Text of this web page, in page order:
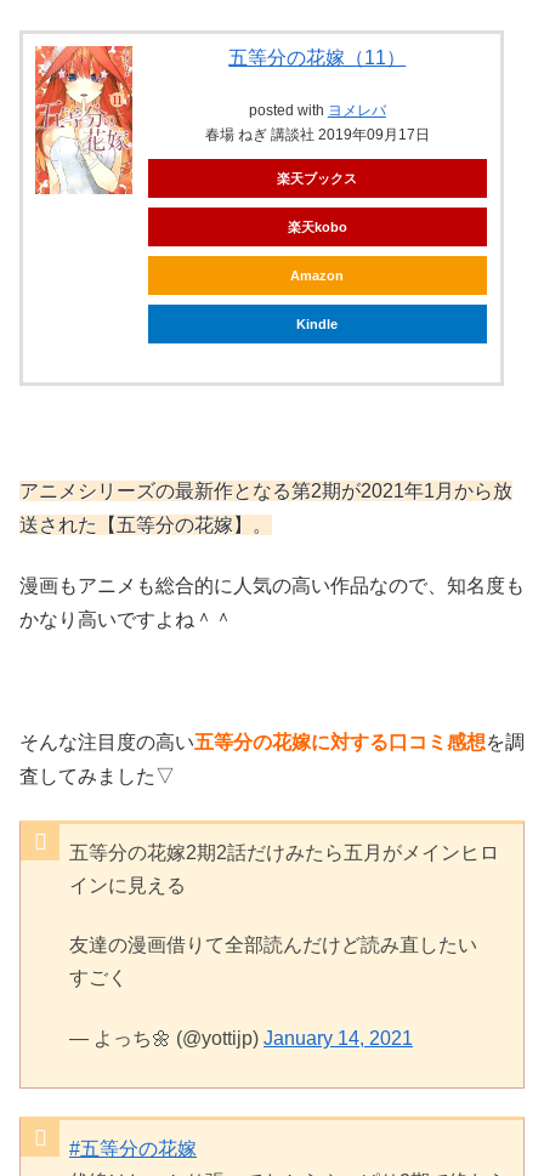
五等分の花嫁（11）
posted with ヨメレバ
春場 ねぎ 講談社 2019年09月17日
楽天ブックス
楽天kobo
Amazon
Kindle
アニメシリーズの最新作となる第2期が2021年1月から放
送された【五等分の花嫁】。
漫画もアニメも総合的に人気の高い作品なので、知名度も
かなり高いですよね＾＾
そんな注目度の高い五等分の花嫁に対する口コミ感想を調
査してみました▽
五等分の花嫁2期2話だけみたら五月がメインヒロ
インに見える
友達の漫画借りて全部読んだけど読み直したい
すごく
— よっち🌼 (@yottijp) January 14, 2021
#五等分の花嫁